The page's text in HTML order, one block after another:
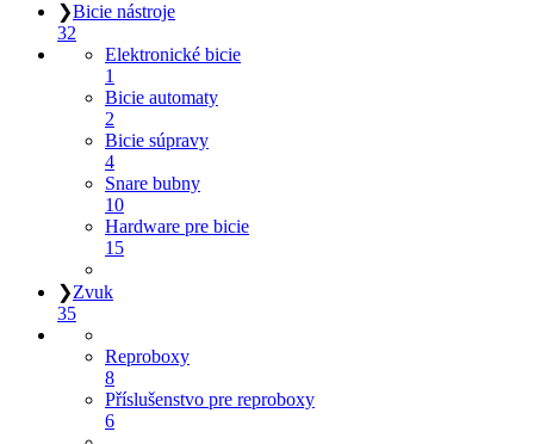
❯Bicie nástroje
32
Elektronické bicie
1
Bicie automaty
2
Bicie súpravy
4
Snare bubny
10
Hardware pre bicie
15
❯Zvuk
35
Reproboxy
8
Příslušenstvo pre reproboxy
6